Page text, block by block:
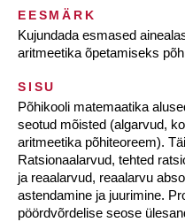
EESMÄRK
Kujundada esmased
aritmeetika õpetamiseks
SISU
Põhikooli matemaatika
seotud mõisted (algarvud,
aritmeetika põhiteoreem).
Ratsionaalarvud, tehted
ja reaalarvud, reaalarvu
astendamine ja juurimine.
pöördvõrdelise seose